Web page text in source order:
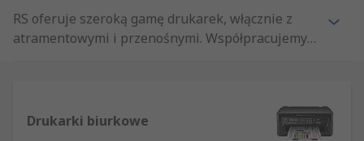
RS oferuje szeroką gamę drukarek, włącznie z
atramentowymi i przenośnymi. Współpracujemy z
taśmami i tonerami.
Drukarki biurkowe